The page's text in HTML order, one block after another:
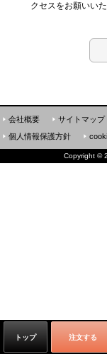
クセスをお願いいた
トップ 注文する
会社概要 サイトマップ
個人情報保護方針
Copyright ©